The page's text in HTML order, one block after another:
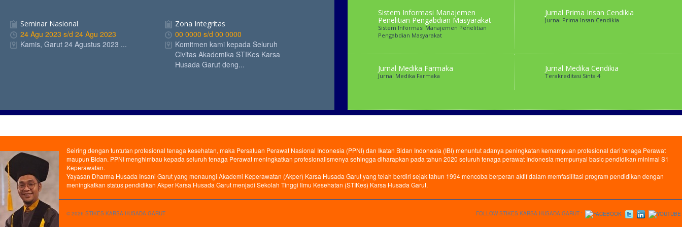
Seminar Nasional
24 Agu 2023 s/d 24 Agu 2023
Kamis, Garut 24 Agustus 2023 ...
Zona Integritas
00 0000 s/d 00 0000
Komitmen kami kepada Seluruh
Civitas Akademika STIKes Karsa
Husada Garut deng...
Seminar Nasional
Kamis, Garut 24 Agustus 2023 ...
Zona Integritas
Komitmen kami kepada Seluruh
Civitas Akademika STIKes Karsa
Husada Garut deng...
Sistem Informasi Manajemen
Penelitian Pengabdian Masyarakat
Sistem Informasi Manajemen Penelitian
Pengabdian Masyarakat
Jurnal Prima Insan Cendikia
Jurnal Prima Insan Cendikia
Jurnal Medika Farmaka
Jurnal Medika Farmaka
Jurnal Medika Cendikia
Terakreditasi Sinta 4
Seiring dengan tuntutan profesional tenaga kesehatan, maka Persatuan Perawat Nasional Indonesia (PPNI) dan Ikatan Bidan Indonesia (IBI) menuntut adanya peningkatan kemampuan profesional dari tenaga Perawat
maupun Bidan. PPNI menghimbau kepada seluruh tenaga Perawat meningkatkan profesionalismenya sehingga diharapkan pada tahun 2020 seluruh tenaga perawat Indonesia mempunyai basic pendidikan minimal S1
Keperawatan.
Yayasan Dharma Husada Insani Garut yang menaungi Akademi Keperawatan (Akper) Karsa Husada Garut yang telah berdiri sejak tahun 1994 mencoba berperan aktif dalam memfasilitasi program pendidikan dengan
meningkatkan status pendidikan Akper Karsa Husada Garut menjadi Sekolah Tinggi Ilmu Kesehatan (STIKes) Karsa Husada Garut.
© 2026 STIKES KARSA HUSADA GARUT FOLLOW STIKES KARSA HUSADA GARUT :